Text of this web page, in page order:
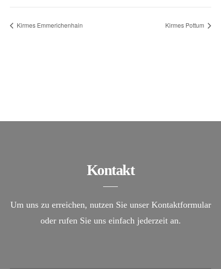
Kirmes Emmerichenhain Kirmes Pottum
Kontakt
Um uns zu erreichen, nutzen Sie unser Kontaktformular
oder rufen Sie uns einfach jederzeit an.